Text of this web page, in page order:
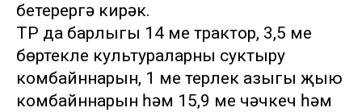
бетерергә кирәк.
ТР да барлыгы 14 мең трактор, 3,5 мең
бөртекле культураларны суктыру
комбайннарын, 1 мең терлек азыгы җыю
комбайннарын һәм 15,9 мең чәчкеч һәм